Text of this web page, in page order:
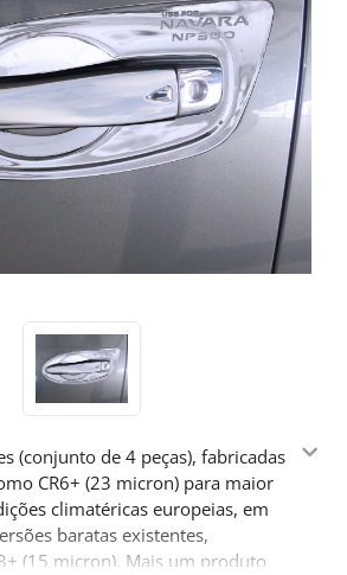
(conjunto de 4 peças), fabricadas
CR6+ (23 micron) para maior
climatéricas europeias, em
baratas existentes,
(15 micron). Mais um produto